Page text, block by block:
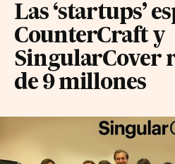
Las ‘startups’
CounterCraft y
SingularCover
de 9 millones